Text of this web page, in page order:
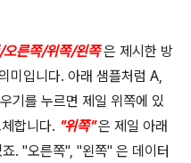
/오른쪽/위쪽/왼쪽 은 제시한 방
미입니다. 아래 샘플처럼 A,
기를 누르면 제일 위쪽에 있
합니다. "위쪽" 은 제일 아래
. "오른쪽", "왼쪽" 은 데이터